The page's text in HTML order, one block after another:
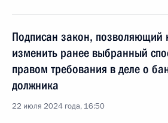
Подписан закон, позволяющий
изменить ранее выбранный
правом требования в деле о
должника
22 июля 2024 года, 16:50